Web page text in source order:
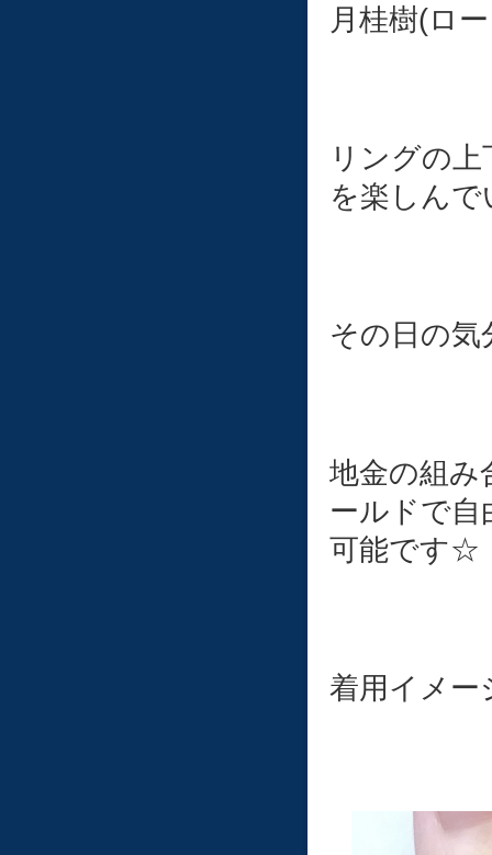
月桂樹(ロ
リングの
を楽しん
その日の
地金の組み
ールドで自
可能です☆
着用イメー